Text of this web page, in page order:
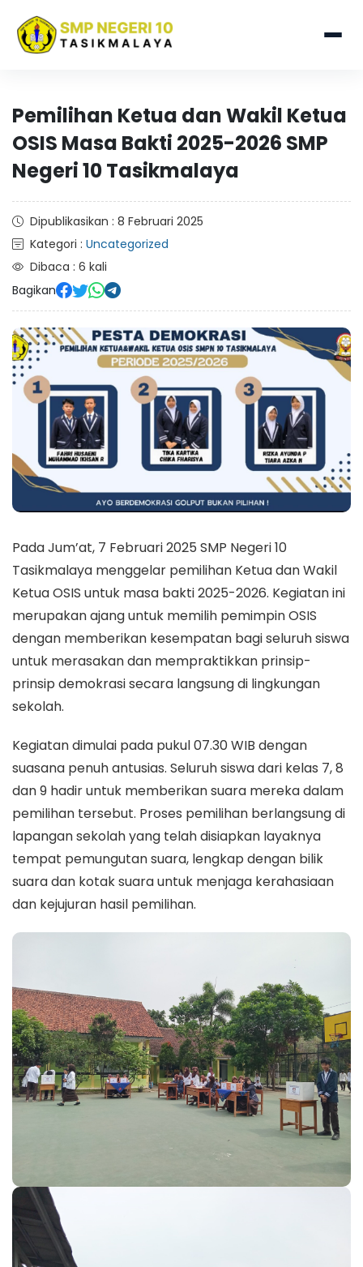
Pemilihan Ketua dan Wakil Ketua
OSIS Masa Bakti 2025-2026 SMP
Negeri 10 Tasikmalaya
Dipublikasikan : 8 Februari 2025
Kategori : Uncategorized
Dibaca : 6 kali
Bagikan
Pada Jum’at, 7 Februari 2025 SMP Negeri 10
Tasikmalaya menggelar pemilihan Ketua dan Wakil
Ketua OSIS untuk masa bakti 2025-2026. Kegiatan ini
merupakan ajang untuk memilih pemimpin OSIS
dengan memberikan kesempatan bagi seluruh siswa
untuk merasakan dan mempraktikkan prinsip-
prinsip demokrasi secara langsung di lingkungan
sekolah.
Kegiatan dimulai pada pukul 07.30 WIB dengan
suasana penuh antusias. Seluruh siswa dari kelas 7, 8
dan 9 hadir untuk memberikan suara mereka dalam
pemilihan tersebut. Proses pemilihan berlangsung di
lapangan sekolah yang telah disiapkan layaknya
tempat pemungutan suara, lengkap dengan bilik
suara dan kotak suara untuk menjaga kerahasiaan
dan kejujuran hasil pemilihan.